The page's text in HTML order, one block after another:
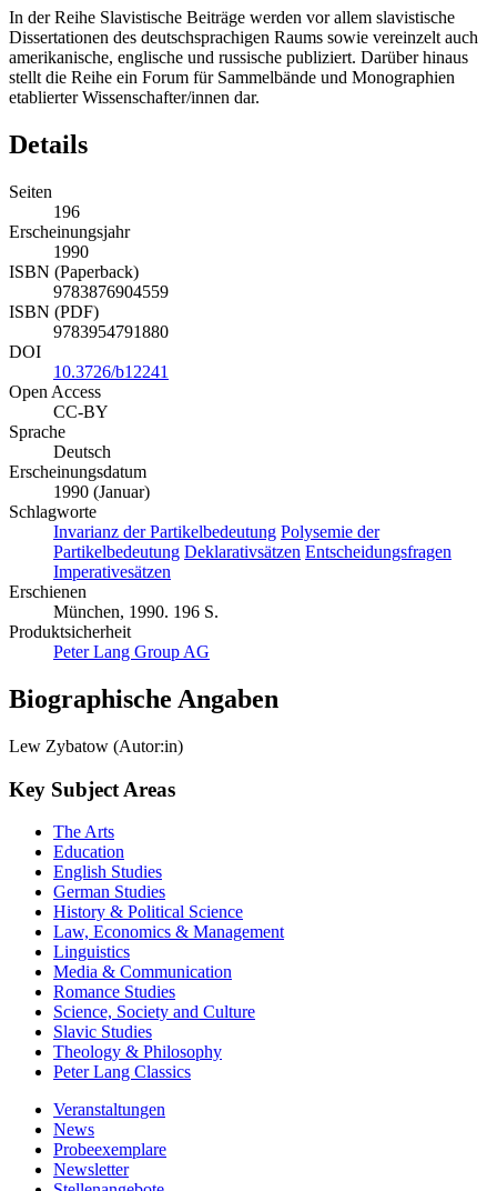
In der Reihe Slavistische Beiträge werden vor allem slavistische
Dissertationen des deutschsprachigen Raums sowie vereinzelt auch
amerikanische, englische und russische publiziert. Darüber hinaus
stellt die Reihe ein Forum für Sammelbände und Monographien
etablierter Wissenschafter/innen dar.
Details
Seiten
196
Erscheinungsjahr
1990
ISBN (Paperback)
9783876904559
ISBN (PDF)
9783954791880
DOI
10.3726/b12241
Open Access
CC-BY
Sprache
Deutsch
Erscheinungsdatum
1990 (Januar)
Schlagworte
Invarianz der Partikelbedeutung Polysemie der
Partikelbedeutung Deklarativsätzen Entscheidungsfragen
Imperativesätzen
Erschienen
München, 1990. 196 S.
Produktsicherheit
Peter Lang Group AG
Biographische Angaben
Lew Zybatow (Autor:in)
Key Subject Areas
The Arts
Education
English Studies
German Studies
History & Political Science
Law, Economics & Management
Linguistics
Media & Communication
Romance Studies
Science, Society and Culture
Slavic Studies
Theology & Philosophy
Peter Lang Classics
Veranstaltungen
News
Probeexemplare
Newsletter